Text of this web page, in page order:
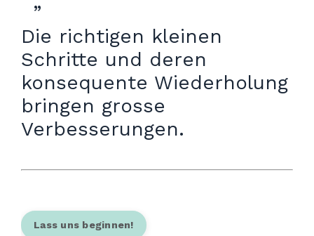
”
Die richtigen kleinen
Schritte und deren
konsequente Wiederholung
bringen grosse
Verbesserungen.
Lass uns beginnen!